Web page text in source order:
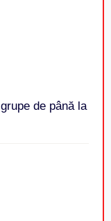
de până la